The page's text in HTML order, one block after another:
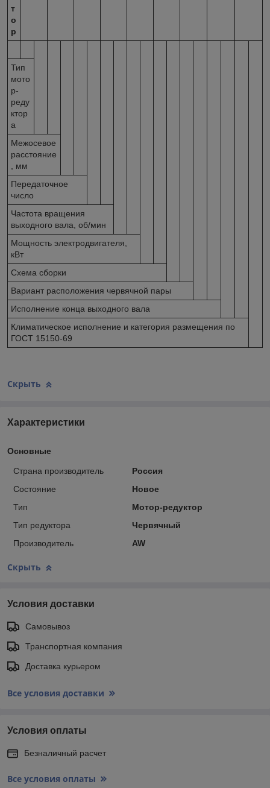
т
о
р
Тип
мото
р-
реду
ктор
а
Межосевое
расстояние
, мм
Передаточное
число
Частота вращения
выходного вала, об/мин
Мощность электродвигателя,
кВт
Схема сборки
Вариант расположения червячной пары
Исполнение конца выходного вала
Климатическое исполнение и категория размещения по
ГОСТ 15150-69
Скрыть
Характеристики
Основные
Страна производитель
Россия
Состояние
Новое
Тип
Мотор-редуктор
Тип редуктора
Червячный
Производитель
AW
Скрыть
Условия доставки
Самовывоз
Транспортная компания
Доставка курьером
Все условия доставки
Условия оплаты
Безналичный расчет
Все условия оплаты